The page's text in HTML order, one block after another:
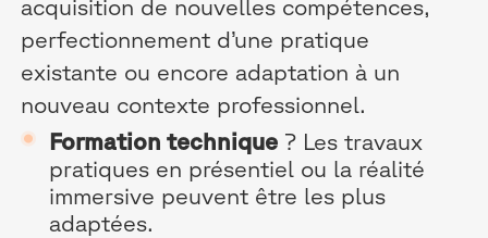
acquisition de nouvelles compétences,
perfectionnement d’une pratique
existante ou encore adaptation à un
nouveau contexte professionnel.
Formation technique? Les travaux
pratiques en présentiel ou la réalité
immersive peuvent être les plus
adaptées.